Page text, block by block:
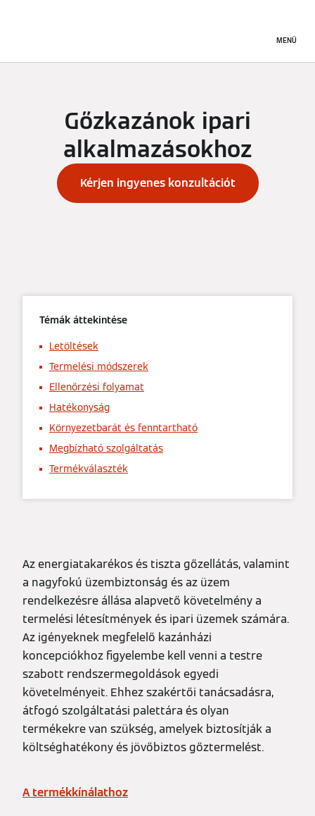
MENÜ
Gőzkazánok ipari
alkalmazásokhoz
Kérjen ingyenes konzultációt
Témák áttekintése
Letöltések
Termelési módszerek
Ellenőrzési folyamat
Hatékonyság
Környezetbarát és fenntartható
Megbízható szolgáltatás
Termékválaszték
Az energiatakarékos és tiszta gőzellátás, valamint
a nagyfokú üzembiztonság és az üzem
rendelkezésre állása alapvető követelmény a
termelési létesítmények és ipari üzemek számára.
Az igényeknek megfelelő kazánházi
koncepciókhoz figyelembe kell venni a testre
szabott rendszermegoldások egyedi
követelményeit. Ehhez szakértői tanácsadásra,
átfogó szolgáltatási palettára és olyan
termékekre van szükség, amelyek biztosítják a
költséghatékony és jövőbiztos gőztermelést.
A termékkínálathoz